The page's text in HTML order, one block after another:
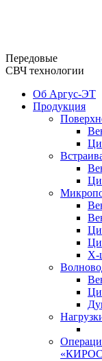
Передовые
СВЧ технологии
Об Аргус-ЭТ
Продукция
Х-